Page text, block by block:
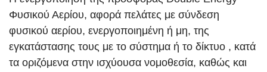
Φυσικού Αερίου, αφορά πελάτες με σύνδεση
φυσικού αερίου, ενεργοποιημένη ή μη, της
εγκατάστασης τους με το σύστημα ή το δίκτυο , κατά
τα οριζόμενα στην ισχύουσα νομοθεσία, καθώς και